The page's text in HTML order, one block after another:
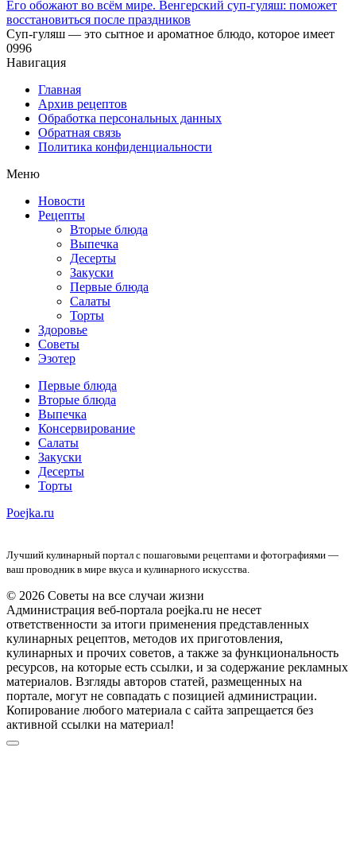
Его обожают во всём мире. Венгерский суп-гуляш: поможет
восстановиться после праздников
Суп-гуляш — это сытное и ароматное блюдо, которое имеет
0996
Навигация
Главная
Архив рецептов
Обработка персональных данных
Обратная связь
Политика конфиденциальности
Меню
Новости
Рецепты
Вторые блюда
Выпечка
Десерты
Закуски
Первые блюда
Салаты
Торты
Здоровье
Советы
Эзотер
Первые блюда
Вторые блюда
Выпечка
Консервирование
Салаты
Закуски
Десерты
Торты
Poejka.ru
Лучший кулинарный портал с пошаговыми рецептами и фотографиями —
ваш проводник в мире вкуса и кулинарного искусства.
© 2026 Советы на все случаи жизни
Администрация веб-портала poejka.ru не несет
ответственности за итоги применения представленных
кулинарных рецептов, методов их приготовления,
кулинарных и прочих советов, а также за функциональность
ресурсов, на которые есть ссылки, и за содержание рекламных
материалов. Взгляды авторов статей, размещенных на
портале, могут не совпадать с позицией администрации.
Копирование любого материала с сайта запрещается без
активной ссылки на материал!